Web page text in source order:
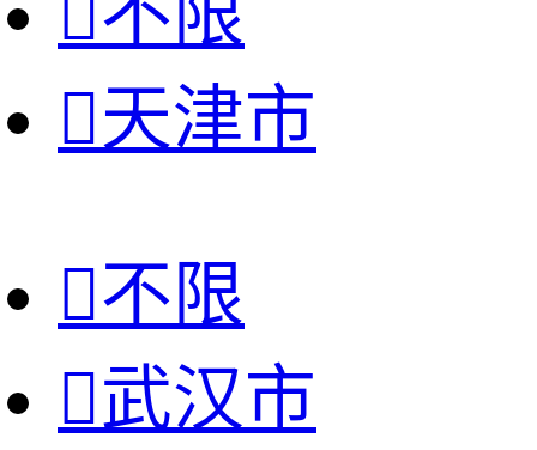
天津市
不限
武汉市